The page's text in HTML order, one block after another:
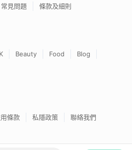
常見問題 條款及細則
Beauty Food
Blog
條款 私隱政策 聯絡我們